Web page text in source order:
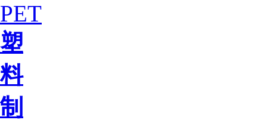
PET
塑
料
制